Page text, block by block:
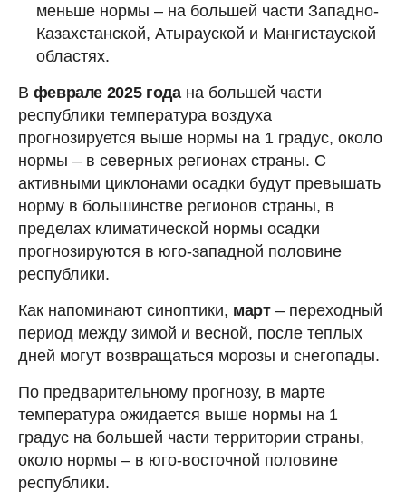
меньше нормы – на большей части Западно-
Казахстанской, Атырауской и Мангистауской
областях.
В феврале 2025 годана большей части
республики температура воздуха
прогнозируется выше нормы на 1 градус, около
нормы – в северных регионах страны. С
активными циклонами осадки будут превышать
норму в большинстве регионов страны, в
пределах климатической нормы осадки
прогнозируются в юго-западной половине
республики.
Как напоминают синоптики, март– переходный
период между зимой и весной, после теплых
дней могут возвращаться морозы и снегопады.
По предварительному прогнозу, в марте
температура ожидается выше нормы на 1
градус на большей части территории страны,
около нормы – в юго-восточной половине
республики.